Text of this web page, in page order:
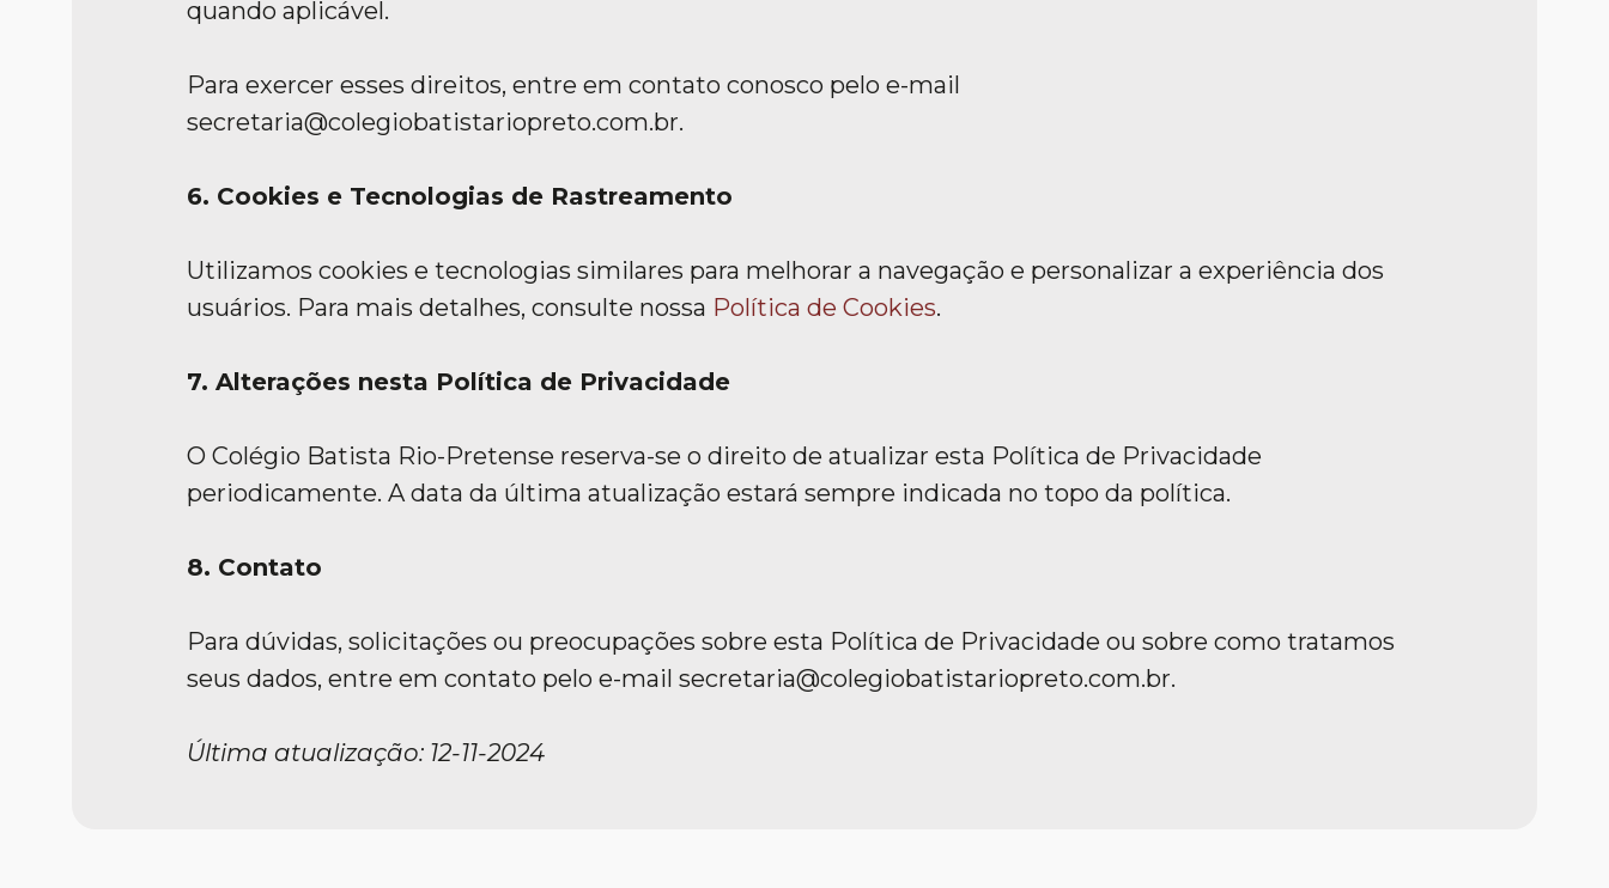
quando aplicável.
Para exercer esses direitos, entre em contato conosco pelo e-mail
secretaria@colegiobatistariopreto.com.br.
6. Cookies e Tecnologias de Rastreamento
Utilizamos cookies e tecnologias similares para melhorar a navegação e personalizar a experiência dos
usuários. Para mais detalhes, consulte nossa Política de Cookies.
7. Alterações nesta Política de Privacidade
O Colégio Batista Rio-Pretense reserva-se o direito de atualizar esta Política de Privacidade
periodicamente. A data da última atualização estará sempre indicada no topo da política.
8. Contato
Para dúvidas, solicitações ou preocupações sobre esta Política de Privacidade ou sobre como tratamos
seus dados, entre em contato pelo e-mail secretaria@colegiobatistariopreto.com.br.
Última atualização: 12-11-2024